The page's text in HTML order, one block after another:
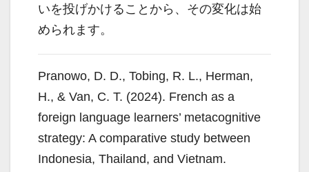
いを投げかけることから、その変化は始
められます。
Pranowo, D. D., Tobing, R. L., Herman,
H., & Van, C. T. (2024). French as a
foreign language learners’ metacognitive
strategy: A comparative study between
Indonesia, Thailand, and Vietnam.